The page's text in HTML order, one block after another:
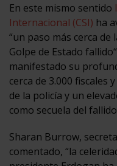
En este mismo sentido
Internacional (CSI) ha
“un paso más cerca
Golpe de Estado
manifestado su
cerca de 3.000 fiscales
de la policía y un
como secuela del
Sharan Burrow,
comentado, “la